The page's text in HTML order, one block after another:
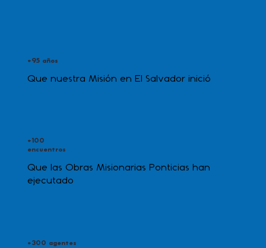
Que nuestra Misión en El Salvador inició
+95 años
Que las Obras Misionarias Ponticias han
ejecutado
+100
encuentros
+300 agentes